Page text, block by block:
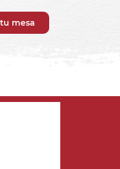
mesa